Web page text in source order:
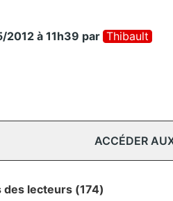
2012 à 11h39 par Thibault
ACCÉDER
lecteurs (174)